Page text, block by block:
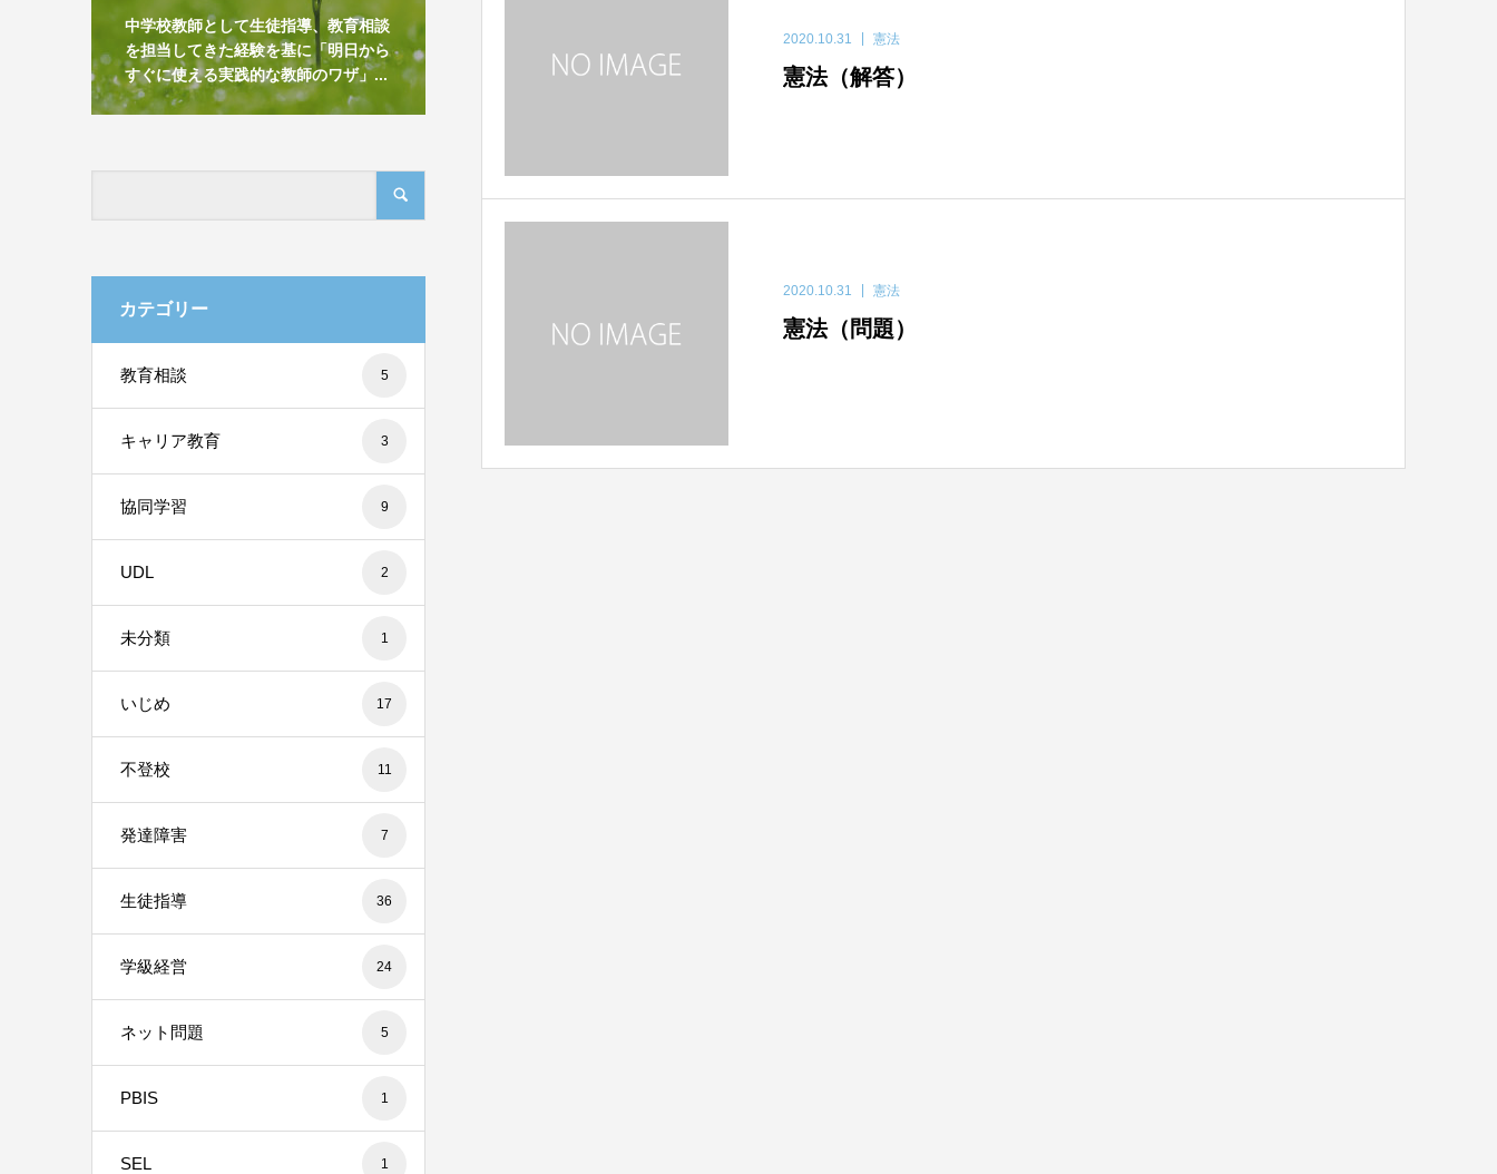
2020.10.31 憲法
憲法（解答）
2020.10.31 憲法
憲法（問題）
中学校教師として生徒指導、教育相談
を担当してきた経験を基に「明日から
すぐに使える実践的な教師のワザ」...
カテゴリー
教育相談 5
キャリア教育 3
協同学習 9
UDL 2
未分類 1
いじめ 17
不登校 11
発達障害 7
生徒指導 36
学級経営 24
ネット問題 5
PBIS 1
SEL 1